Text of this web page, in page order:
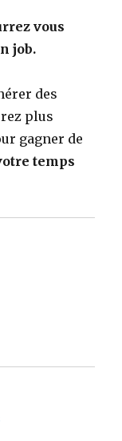
vous
job.
des
plus
gagner de
temps